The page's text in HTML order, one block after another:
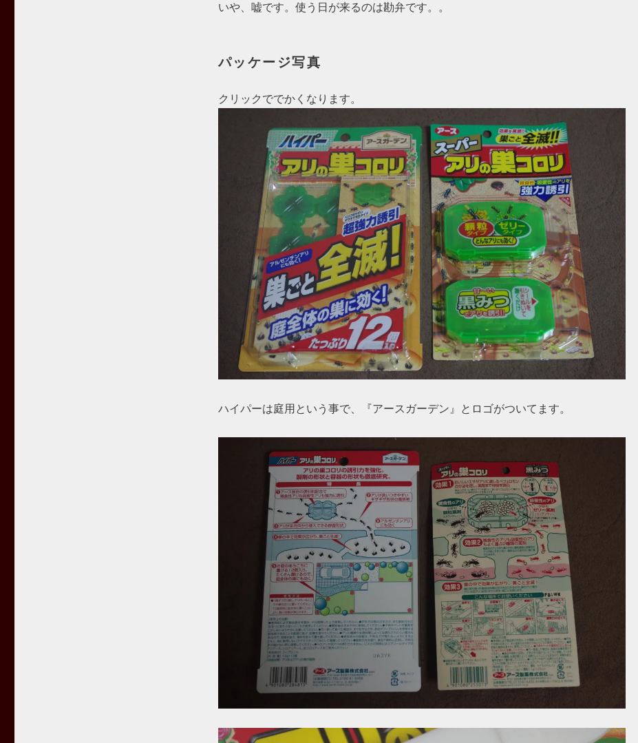
いや、嘘です。使う日が来るのは勘弁です。。
パッケージ写真
クリックででかくなります。
ハイパーは庭用という事で、『アースガーデン』とロゴがついてます。